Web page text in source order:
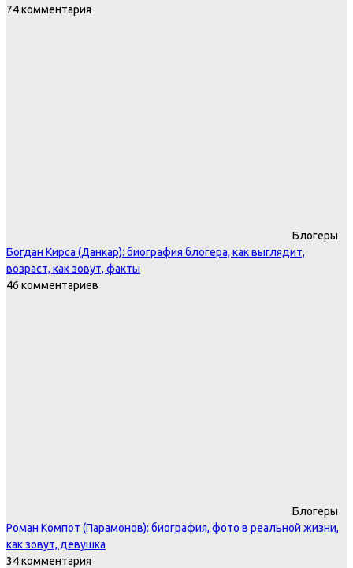
74 комментария
Блогеры
Богдан Кирса (Данкар): биография блогера, как выглядит,
возраст, как зовут, факты
46 комментариев
Блогеры
Роман Компот (Парамонов): биография, фото в реальной жизни,
как зовут, девушка
34 комментария